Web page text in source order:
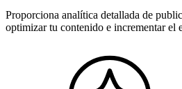
Proporciona analítica detallada de
optimizar tu contenido e incrementar el